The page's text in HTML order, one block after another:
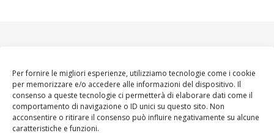
Per fornire le migliori esperienze, utilizziamo tecnologie come i cookie
per memorizzare e/o accedere alle informazioni del dispositivo. Il
consenso a queste tecnologie ci permetterà di elaborare dati come il
comportamento di navigazione o ID unici su questo sito. Non
acconsentire o ritirare il consenso può influire negativamente su alcune
caratteristiche e funzioni.